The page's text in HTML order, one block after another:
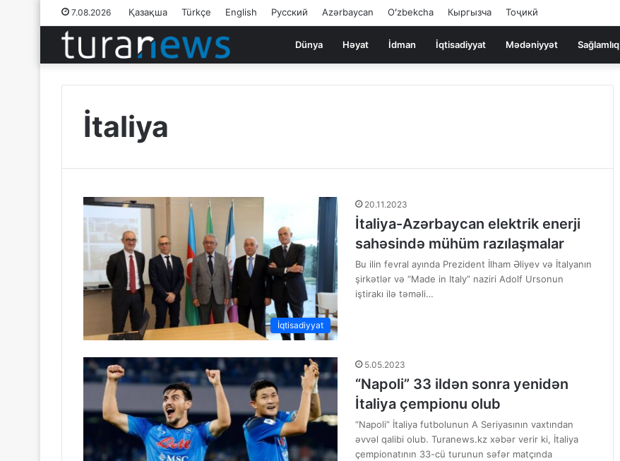
7.08.2026 Қазақша Türkçe English Русский Azərbaycan Oʻzbekcha Кыргызча Тоҷикӣ
Dünya Həyat İdman İqtisadiyyat Mədəniyyət Sağlamlıq
İtaliya
İqtisadiyyat
20.11.2023
İtaliya-Azərbaycan elektrik enerji
sahəsində mühüm razılaşmalar
Bu ilin fevral ayında Prezident İlham Əliyev və İtalyanın
şirkətlər və “Made in Italy” naziri Adolf Ursonun
iştirakı ilə təməli…
5.05.2023
“Napoli” 33 ildən sonra yenidən
İtaliya çempionu olub
“Napoli” İtaliya futbolunun A Seriyasının vaxtından
əvvəl qalibi olub. Turanews.kz xəbər verir ki, İtaliya
çempionatının 33-cü turunun səfər matçında